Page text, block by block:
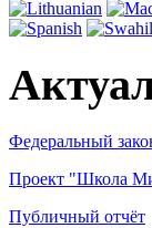
Федеральный
Проект "Школа
Публичный отчёт